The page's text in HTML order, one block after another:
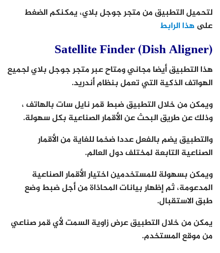
لتحميل التطبيق من متجر جوجل بلاي، يمكنكم الضغط
علىهذا الرابط
Satellite Finder (Dish Aligner)
هذا التطبيق أيضا مجاني ومتاح عبر متجر جوجل بلاي لجميع
الهواتف الذكية التي تعمل بنظام أندريد.
ويمكن من خلال التطبيق ضبط قمر نايل سات بالهاتف ،
وذلك عن طريق البحث عن الأقمار الصناعية بكل سهولة.
والتطبيق يضم بالفعل عددا ضخما للغاية من الأقمار
الصناعية التابعة لمختلف دول العالم.
ويمكن بسهولة للمستخدمين اختيار الأقمار الصناعية
المدعومة، ثم إظهار بيانات المحاذاة من أجل ضبط وضع
طبق الاستقبال.
يمكن من خلال التطبيق عرض زاوية السمت لأي قمر صناعي
من موقع المستخدم.